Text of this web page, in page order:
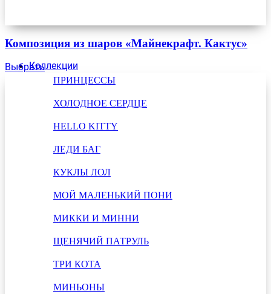
Коллекции
ПРИНЦЕССЫ
ХОЛОДНОЕ СЕРДЦЕ
HELLO KITTY
ЛЕДИ БАГ
КУКЛЫ ЛОЛ
МОЙ МАЛЕНЬКИЙ ПОНИ
МИККИ И МИННИ
ЩЕНЯЧИЙ ПАТРУЛЬ
ТРИ КОТА
МИНЬОНЫ
Композиция из шаров «Майнекрафт. Кактус»
Выбрать